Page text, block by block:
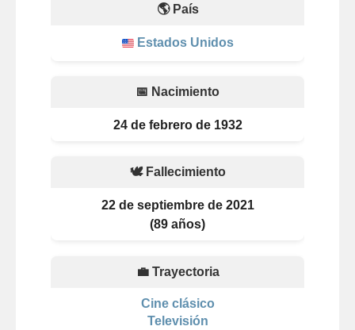
🌎 País
Estados Unidos
📅 Nacimiento
24 de febrero de 1932
🕊️ Fallecimiento
22 de septiembre de 2021
(89 años)
💼 Trayectoria
Cine clásico
Televisión